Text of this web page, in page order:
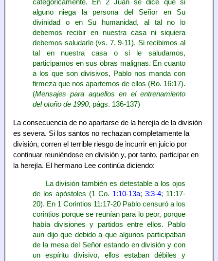
categóricamente. En 2 Juan se dice que si
alguno niega la persona del Señor en Su
divinidad o en Su humanidad, al tal no lo
debemos recibir en nuestra casa ni siquiera
debemos saludarle (vs. 7, 9-11). Si recibimos al
tal en nuestra casa o si le saludamos,
participamos en sus obras malignas. En cuanto
a los que son divisivos, Pablo nos manda con
firmeza que nos apartemos de ellos (Ro. 16:17).
(Mensajes para aquellos en el entrenamiento
del otoño de 1990, págs. 136-137)
La consecuencia de no apartarse de la herejía de la división
es severa. Si los santos no rechazan completamente la
división, corren el terrible riesgo de incurrir en juicio por
continuar reuniéndose en división y, por tanto, participar en
la herejía. El hermano Lee continúa diciendo:
La división también es detestable a los ojos
de los apóstoles (1 Co. 1:10-13a; 3:3-4; 11:17-
20). En 1 Corintios 11:17-20 Pablo censuró a los
corintios porque se reunían para lo peor, porque
había divisiones y partidos entre ellos. Pablo
aun dijo que debido a que algunos participaban
de la mesa del Señor estando en división y con
un espíritu divisivo, ellos estaban débiles y